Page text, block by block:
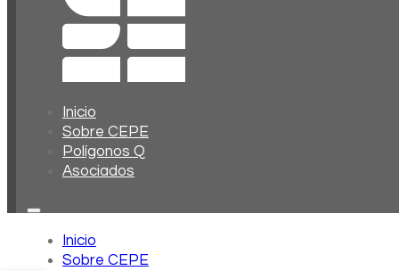
Inicio
Sobre CEPE
Polígonos Q
Asociados
Inicio
Sobre CEPE